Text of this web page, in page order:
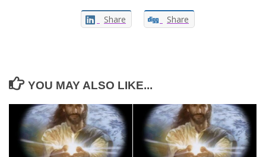
Share Share
YOU MAY ALSO LIKE...